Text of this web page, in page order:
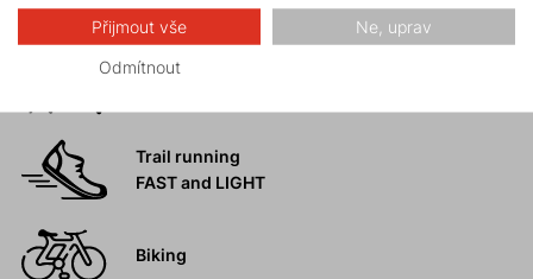
ferraty
Vysokohorská
Trail running
FAST and LIGHT
Biking
Přijmout vše Ne, uprav
Odmítnout